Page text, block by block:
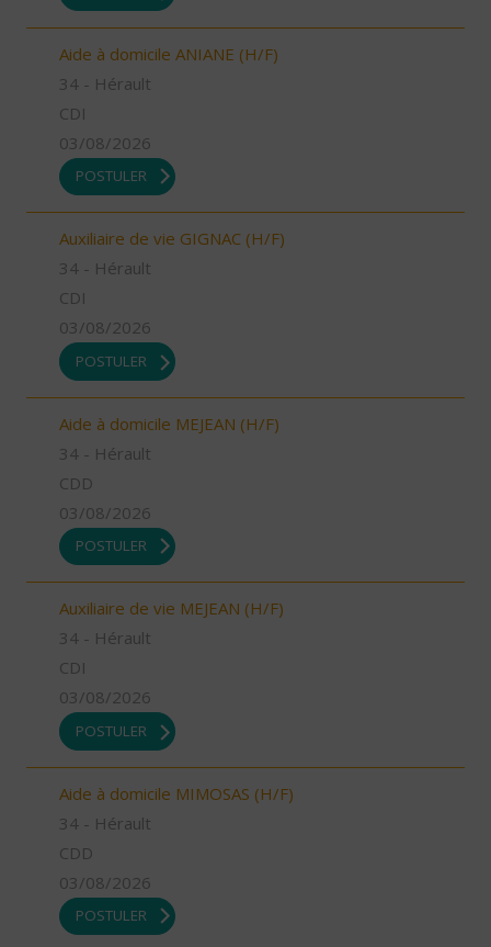
Aide à domicile ANIANE (H/F)
34 - Hérault
CDI
03/08/2026
POSTULER
Auxiliaire de vie GIGNAC (H/F)
34 - Hérault
CDI
03/08/2026
POSTULER
Aide à domicile MEJEAN (H/F)
34 - Hérault
CDD
03/08/2026
POSTULER
Auxiliaire de vie MEJEAN (H/F)
34 - Hérault
CDI
03/08/2026
POSTULER
Aide à domicile MIMOSAS (H/F)
34 - Hérault
CDD
03/08/2026
POSTULER